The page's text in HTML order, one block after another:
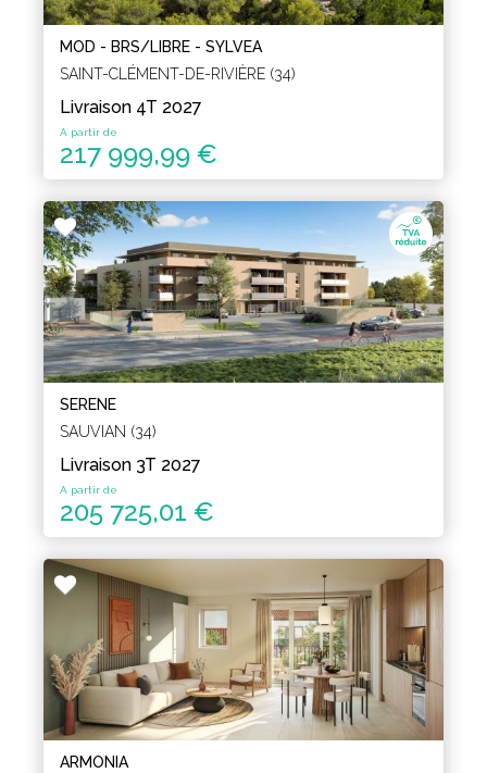
MOD - BRS/LIBRE - SYLVEA
SAINT-CLÉMENT-DE-RIVIÈRE (34)
Livraison 4T 2027
A partir de
217 999,99 €
SERENE
SAUVIAN (34)
Livraison 3T 2027
A partir de
205 725,01 €
ARMONIA